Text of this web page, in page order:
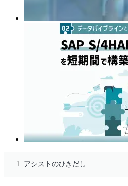
アシストのひきだし